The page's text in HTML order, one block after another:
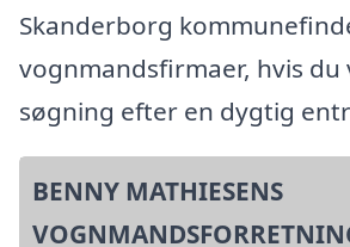
Skanderborg
vognmandsfirmaer, hvis du
søgning efter en dygtig
BENNY MATHIESENS